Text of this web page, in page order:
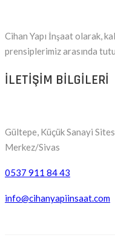
Cihan Yapı İnşaat olarak,
prensiplerimiz arasında
ILETIŞIM BILGILERI
Gültepe, Küçük Sanayi
Merkez/Sivas
0537 911 84 43
info@cihanyapiinsaat.com